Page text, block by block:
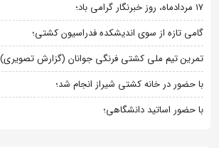
۱۷ مردادماه، روز خبرنگار گرامی باد؛
گامی تازه از سوی اندیشکده فدراسیون کشتی؛
تمرین تیم ملی کشتی فرنگی جوانان (گزارش تصویری)
با حضور در خانه کشتی شیراز انجام شد؛
با حضور اساتید دانشگاهی؛